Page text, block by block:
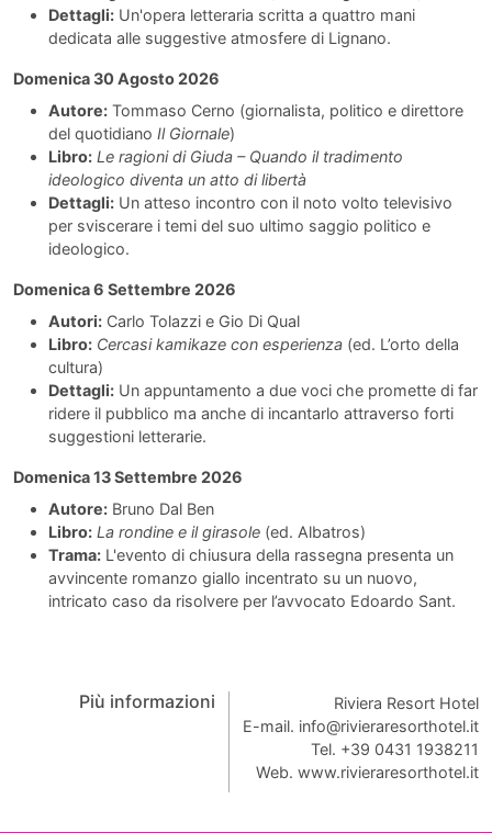
Dettagli: Un'opera letteraria scritta a quattro mani
dedicata alle suggestive atmosfere di Lignano.
Domenica 30 Agosto 2026
Autore: Tommaso Cerno (giornalista, politico e direttore
del quotidiano Il Giornale)
Libro: Le ragioni di Giuda – Quando il tradimento
ideologico diventa un atto di libertà
Dettagli: Un atteso incontro con il noto volto televisivo
per sviscerare i temi del suo ultimo saggio politico e
ideologico.
Domenica 6 Settembre 2026
Autori: Carlo Tolazzi e Gio Di Qual
Libro: Cercasi kamikaze con esperienza (ed. L’orto della
cultura)
Dettagli: Un appuntamento a due voci che promette di far
ridere il pubblico ma anche di incantarlo attraverso forti
suggestioni letterarie.
Domenica 13 Settembre 2026
Autore: Bruno Dal Ben
Libro: La rondine e il girasole (ed. Albatros)
Trama: L'evento di chiusura della rassegna presenta un
avvincente romanzo giallo incentrato su un nuovo,
intricato caso da risolvere per l’avvocato Edoardo Sant.
Più informazioni
Riviera Resort Hotel
E-mail. info@rivieraresorthotel.it
Tel. +39 0431 1938211
Web. www.rivieraresorthotel.it